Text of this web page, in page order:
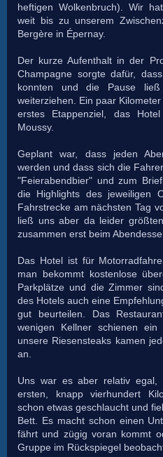
heftigen Wolkenbruch). Wir
weit bis zu unserem
Bergère in Épernay.
Der kurze Aufenthalt in der
Champagne sorgte dafür,
konnten und die Pause
weiterziehen. Ein paar
erstes Etappenziel, das
Moussy.
Geplant war, dass jeden
werden und dass sich die
"Feierabendbier" und zum
die Highlights des jeweiligen
Fahrstrecke am nächsten Tag
ließ uns aber da leider
zusammen erst beim
Das Hotel ist für
man bekommt kostenlose
Parkplätze und die Zimmer
des Hotels auch eine
gut beurteilen. Das
wenigen Kellner schienen
unsere Riesensteaks kamen
an.
Uns war es aber relativ egal,
ersten, knapp vierhundert
schon etwas geschlaucht und
Bett. Es macht schon einen
fährt und zügig voran kommt
Gruppe im Rückspiegel